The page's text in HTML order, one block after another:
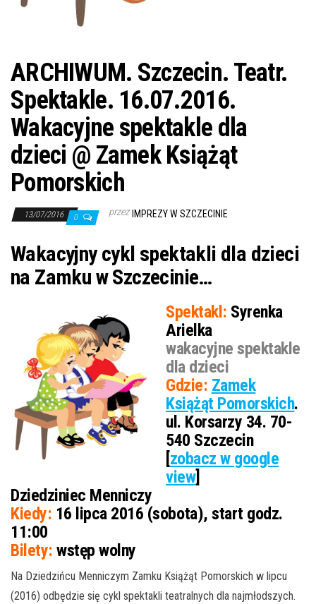
ARCHIWUM. Szczecin. Teatr.
Spektakle. 16.07.2016.
Wakacyjne spektakle dla
dzieci @ Zamek Książąt
Pomorskich
13/07/2016 0 przez IMPREZY W SZCZECINIE
Wakacyjny cykl spektakli dla dzieci
na Zamku w Szczecinie…
Spektakl: Syrenka
Arielka
wakacyjne spektakle
dla dzieci
Gdzie: Zamek
Książąt Pomorskich.
ul. Korsarzy 34. 70-
540 Szczecin
[zobacz w google
view]
Dziedziniec Menniczy
Kiedy: 16 lipca 2016 (sobota), start godz.
11:00
Bilety: wstęp wolny
Na Dziedzińcu Menniczym Zamku Książąt Pomorskich w lipcu
(2016) odbędzie się cykl spektakli teatralnych dla najmłodszych.